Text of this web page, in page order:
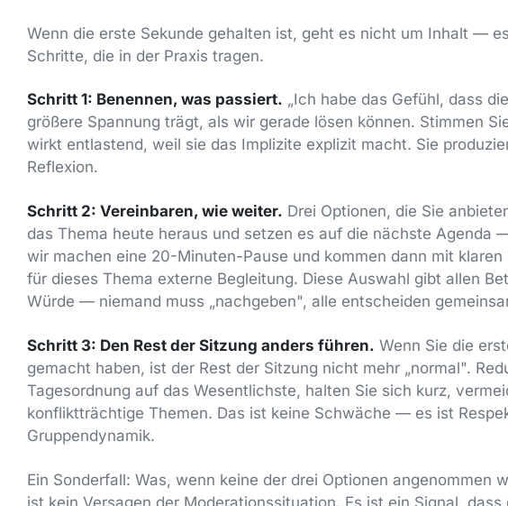
Wenn die erste Sekunde gehalten ist, geht es nicht um Inhalt —
Schritte, die in der Praxis tragen.
Schritt 1: Benennen, was passiert. „Ich habe das Gefühl, dass
größere Spannung trägt, als wir gerade lösen können. Stimmen
wirkt entlastend, weil sie das Implizite explizit macht. Sie
Reflexion.
Schritt 2: Vereinbaren, wie weiter. Drei Optionen, die Sie
das Thema heute heraus und setzen es auf die nächste Agenda
wir machen eine 20-Minuten-Pause und kommen dann mit
für dieses Thema externe Begleitung. Diese Auswahl gibt allen
Würde — niemand muss „nachgeben", alle entscheiden
Schritt 3: Den Rest der Sitzung anders führen. Wenn Sie die
gemacht haben, ist der Rest der Sitzung nicht mehr „normal".
Tagesordnung auf das Wesentlichste, halten Sie sich kurz,
konfliktträchtige Themen. Das ist keine Schwäche — es ist
Gruppendynamik.
Ein Sonderfall: Was, wenn keine der drei Optionen angenommen
ist kein Versagen der Moderationssituation. Es ist ein Signal,